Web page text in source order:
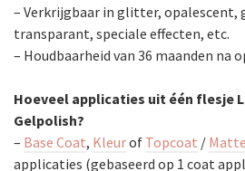
– Verkrijgbaar in glitter, opalescent,
transparant, speciale effecten, etc.
– Houdbaarheid van 36 maanden na
Hoeveel applicaties uit één flesje
Gelpolish?
– Base Coat, Kleurof Topcoat /
applicaties (gebaseerd op 1 coat